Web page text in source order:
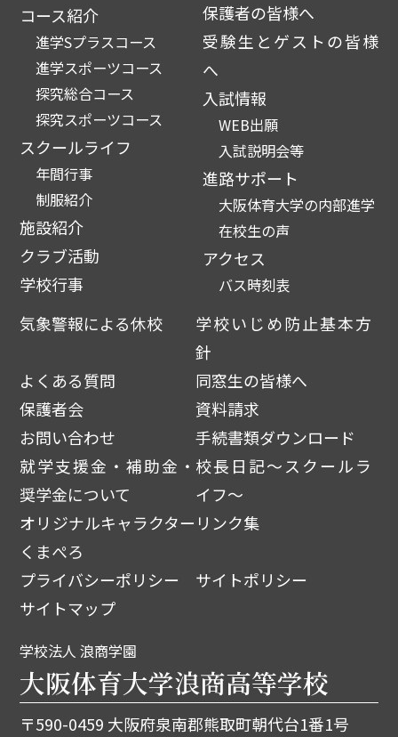
コース紹介
進学Sプラスコース
進学スポーツコース
探究総合コース
探究スポーツコース
スクールライフ
年間行事
制服紹介
施設紹介
クラブ活動
学校行事
保護者の皆様へ
受験生とゲストの皆様
へ
入試情報
WEB出願
入試説明会等
進路サポート
大阪体育大学の内部進学
在校生の声
アクセス
バス時刻表
気象警報による休校
学校いじめ防止基本方
針
よくある質問
同窓生の皆様へ
保護者会
資料請求
お問い合わせ
手続書類ダウンロード
就学支援金・補助金・
奨学金について
校長日記～スクールラ
イフ～
オリジナルキャラクター
くまぺろ
リンク集
プライバシーポリシー
サイトポリシー
サイトマップ
学校法人 浪商学園
大阪体育大学浪商高等学校
〒590-0459 大阪府泉南郡熊取町朝代台1番1号